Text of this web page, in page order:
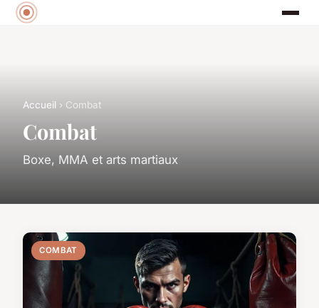
Accueil › Combat
Combat
Boxe, MMA et arts martiaux
COMBAT